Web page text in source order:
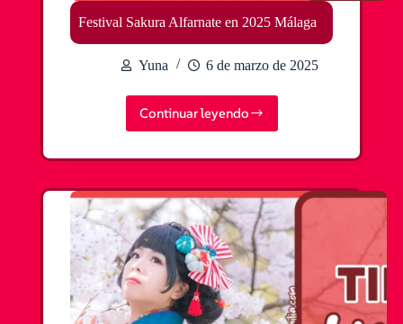
Festival Sakura Alfarnate en 2025 Málaga
Yuna 6 de marzo de 2025
Continuar leyendo
Festival
Alfarnate
2025
Málaga